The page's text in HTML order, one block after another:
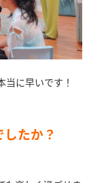
に早いです！
たか？